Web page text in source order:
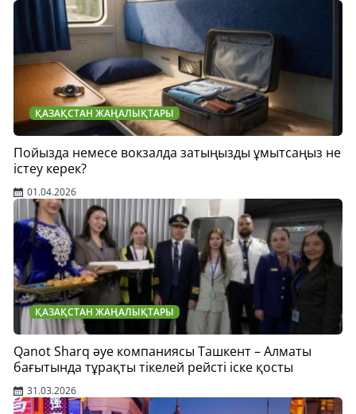
ҚАЗАҚСТАН ЖАҢАЛЫҚТАРЫ
Пойызда немесе вокзалда затыңызды ұмытсаңыз не
істеу керек?
01.04.2026
ҚАЗАҚСТАН ЖАҢАЛЫҚТАРЫ
Qanot Sharq әуе компаниясы Ташкент – Алматы
бағытында тұрақты тікелей рейсті іске қосты
31.03.2026